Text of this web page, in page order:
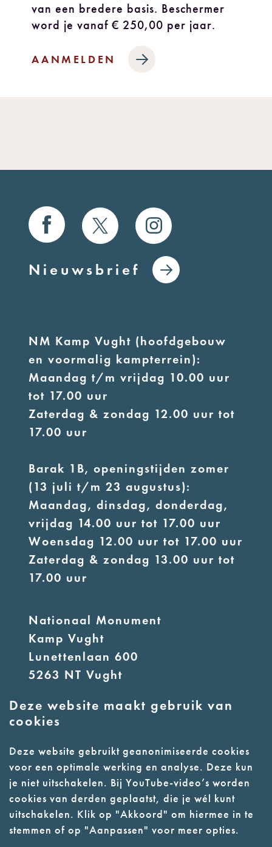
van een bredere basis. Beschermer
word je vanaf € 250,00 per jaar.
AANMELDEN
Deze website maakt gebruik van
cookies
Deze website gebruikt geanonimiseerde cookies
voor een optimale werking en analyse. Deze kun
je niet uitschakelen. Bij YouTube-video’s worden
cookies van derden geplaatst, die je wél kunt
uitschakelen. Klik op "Akkoord" om hiermee in te
stemmen of op "Aanpassen" voor meer opties.
Nieuwsbrief
NM Kamp Vught (hoofdgebouw
en voormalig kampterrein):
Maandag t/m vrijdag 10.00 uur
tot 17.00 uur
Zaterdag & zondag 12.00 uur tot
17.00 uur
Barak 1B, openingstijden zomer
(13 juli t/m 23 augustus):
Maandag, dinsdag, donderdag,
vrijdag 14.00 uur tot 17.00 uur
Woensdag 12.00 uur tot 17.00 uur
Zaterdag & zondag 13.00 uur tot
17.00 uur
Nationaal Monument
Kamp Vught
Lunettenlaan 600
5263 NT Vught
E:info@nmkampvught.nl
- Parkeer in de vakken of in de
parkeergarage (begane grond)
- Alleen geleidehonden
toegestaan